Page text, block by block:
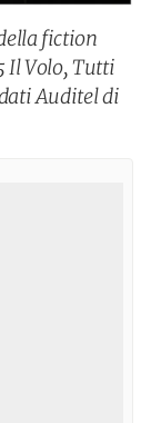
fiction
Il Volo, Tutti
Auditel di